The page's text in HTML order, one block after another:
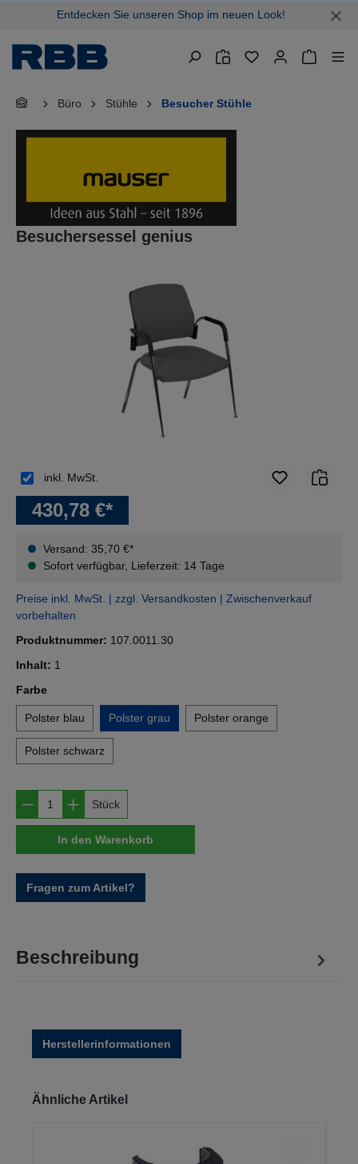
springenEntdecken Sie unseren Shop im neuen Look!
Büro Stühle Besucher Stühle
Besuchersessel genius
430,78 €*
Versand: 35,70 €*
Sofort verfügbar, Lieferzeit: 14 Tage
inkl. MwSt.
Preise inkl. MwSt. | zzgl. Versandkosten | Zwischenverkauf
vorbehalten
Produktnummer: 107.0011.30
Inhalt: 1
Farbeauswählen
Polster blau Polster grau Polster orange
Polster schwarz
Produkt Anzahl: Gib den gewünschten
Stück
In den Warenkorb
Fragen zum Artikel?
Beschreibung
Herstellerinformationen
Produktgalerie überspringen
Ähnliche Artikel